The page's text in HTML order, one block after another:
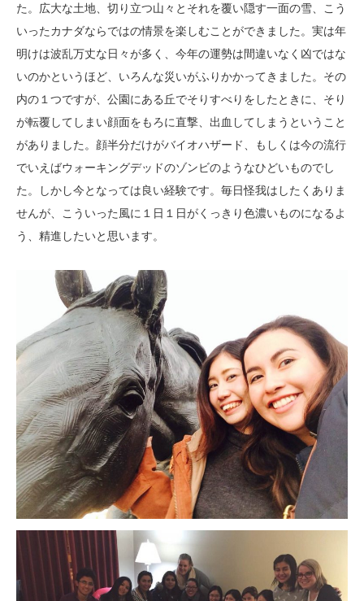
た。広大な土地、切り立つ山々とそれを覆い隠す一面の雪、こう
いったカナダならではの情景を楽しむことができました。実は年
明けは波乱万丈な日々が多く、今年の運勢は間違いなく凶ではな
いのかというほど、いろんな災いがふりかかってきました。その
内の１つですが、公園にある丘でそりすべりをしたときに、そり
が転覆してしまい顔面をもろに直撃、出血してしまうということ
がありました。顔半分だけがバイオハザード、もしくは今の流行
でいえばウォーキングデッドのゾンビのようなひどいものでし
た。しかし今となっては良い経験です。毎日怪我はしたくありま
せんが、こういった風に１日１日がくっきり色濃いものになるよ
う、精進したいと思います。